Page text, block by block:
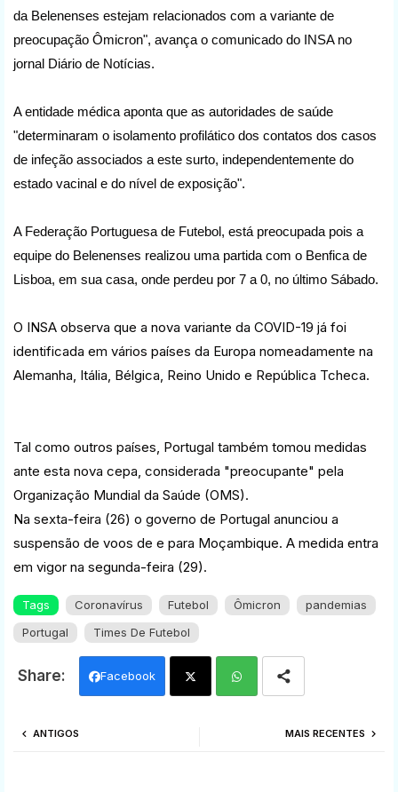
da Belenenses estejam relacionados com a variante de
preocupação Ômicron", avança o comunicado do INSA no
jornal Diário de Notícias.
A entidade médica aponta que as autoridades de saúde
"determinaram o isolamento profilático dos contatos dos casos
de infeção associados a este surto, independentemente do
estado vacinal e do nível de exposição".
A Federação Portuguesa de Futebol, está preocupada pois a
equipe do Belenenses realizou uma partida com o Benfica de
Lisboa, em sua casa, onde perdeu por 7 a 0, no último Sábado.
O INSA observa que a nova variante da COVID-19 já foi
identificada em vários países da Europa nomeadamente na
Alemanha, Itália, Bélgica, Reino Unido e República Tcheca.
Tal como outros países, Portugal também tomou medidas
ante esta nova cepa, considerada "preocupante" pela
Organização Mundial da Saúde (OMS).
Na sexta-feira (26) o governo de Portugal anunciou a
suspensão de voos de e para Moçambique. A medida entra
em vigor na segunda-feira (29).
Tags Coronavírus Futebol Ômicron
pandemias
Portugal
Times De Futebol
Facebook
MAIS RECENTES
ANTIGOS